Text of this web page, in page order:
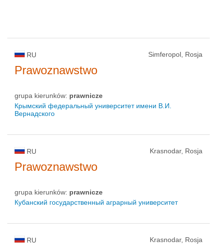
RU Simferopol, Rosja
Prawoznawstwo
grupa kierunków: prawnicze
Крымский федеральный университет имени В.И.
Вернадского
RU Krasnodar, Rosja
Prawoznawstwo
grupa kierunków: prawnicze
Кубанский государственный аграрный университет
RU Krasnodar, Rosja